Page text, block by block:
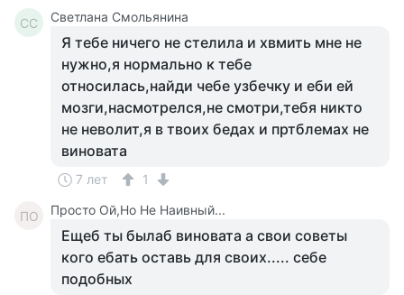
СС Светлана Смольянина
Я тебе ничего не стелила и хвмить мне не
нужно,я нормально к тебе
относилась,найди чебе узбечку и еби ей
мозги,насмотрелся,не смотри,тебя никто
не неволит,я в твоих бедах и пртблемах не
виновата
7 лет 1
ПО Просто Ой,Но Не Наивный...
Ещеб ты былаб виновата а свои советы
кого ебать оставь для своих..... себе
подобных